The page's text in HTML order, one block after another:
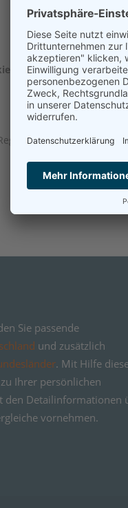
unter
Sie passende
und zusätzlich
. Mit Hilfe
Ihrer persönlichen
den Detailinformationen
vornehmen.